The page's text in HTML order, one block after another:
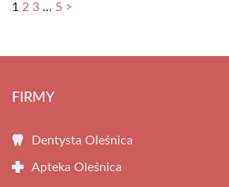
1 2 3 … 5 >
FIRMY
Dentysta Oleśnica
Apteka Oleśnica